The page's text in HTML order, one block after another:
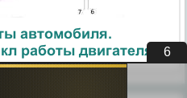
автомобиля.
работы двигателя
5